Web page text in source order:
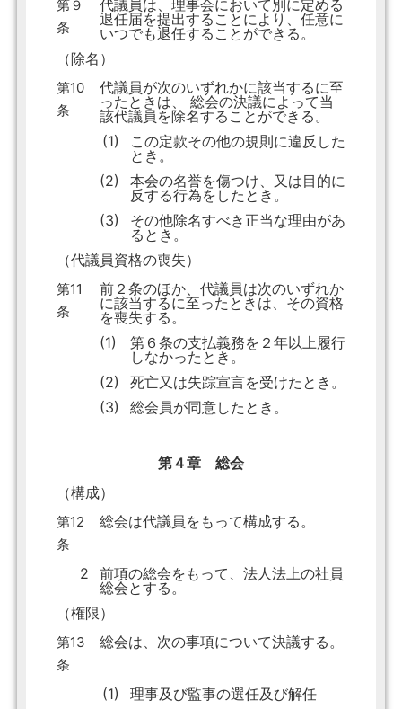
第９
条
代議員は、理事会において別に定める
退任届を提出することにより、任意に
いつでも退任することができる。
（除名）
第10
条
代議員が次のいずれかに該当するに至
ったときは、 総会の決議によって当
該代議員を除名することができる。
(1)
この定款その他の規則に違反した
とき。
(2)
本会の名誉を傷つけ、又は目的に
反する行為をしたとき。
(3)
その他除名すべき正当な理由があ
るとき。
（代議員資格の喪失）
第11
条
前２条のほか、代議員は次のいずれか
に該当するに至ったときは、その資格
を喪失する。
(1)
第６条の支払義務を２年以上履行
しなかったとき。
(2)
死亡又は失踪宣言を受けたとき。
(3)
総会員が同意したとき。
第４章 総会
（構成）
第12
条
総会は代議員をもって構成する。
2
前項の総会をもって、法人法上の社員
総会とする。
（権限）
第13
条
総会は、次の事項について決議する。
(1)
理事及び監事の選任及び解任